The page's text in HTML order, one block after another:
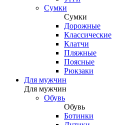
Сумки
Сумки
Дорожные
Классические
Клатчи
Пляжные
Поясные
Рюкзаки
Для мужчин
Для мужчин
Обувь
Обувь
Ботинки